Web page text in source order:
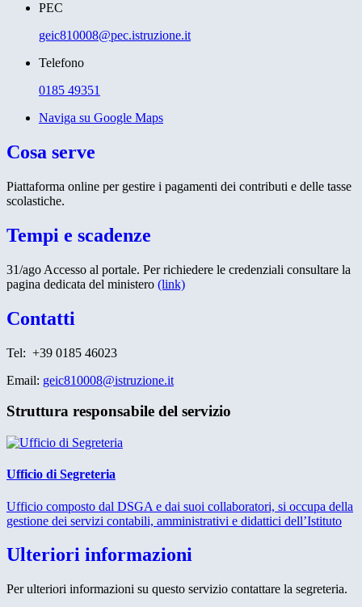
PEC
geic810008@pec.istruzione.it
Telefono
0185 49351
Naviga su Google Maps
Cosa serve
Piattaforma online per gestire i pagamenti dei contributi e delle tasse
scolastiche.
Tempi e scadenze
31/ago Accesso al portale. Per richiedere le credenziali consultare la
pagina dedicata del ministero (link)
Contatti
Tel: +39 0185 46023
Email: geic810008@istruzione.it
Struttura responsabile del servizio
Ufficio di Segreteria
Ufficio composto dal DSGA e dai suoi collaboratori, si occupa della
gestione dei servizi contabili, amministrativi e didattici dell’Istituto
Ulteriori informazioni
Per ulteriori informazioni su questo servizio contattare la segreteria.